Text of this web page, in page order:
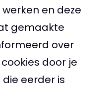
en deze
gemaakte
over
door je
eerder is